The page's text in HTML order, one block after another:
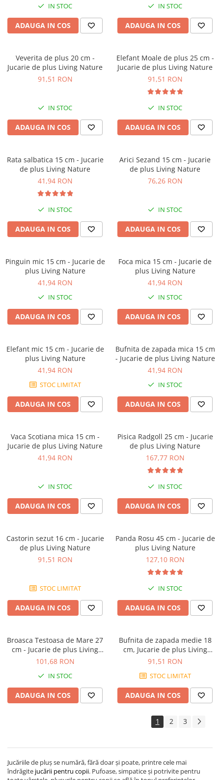
IN STOC
ADAUGA IN COS
IN STOC
ADAUGA IN COS
Veverita de plus 20 cm -
Jucarie de plus Living Nature
91,51 RON
IN STOC
ADAUGA IN COS
Elefant Moale de plus 25 cm -
Jucarie de plus Living Nature
91,51 RON
IN STOC
ADAUGA IN COS
Rata salbatica 15 cm - Jucarie
de plus Living Nature
41,94 RON
IN STOC
ADAUGA IN COS
Arici Sezand 15 cm - Jucarie
de plus Living Nature
76,26 RON
IN STOC
ADAUGA IN COS
Pinguin mic 15 cm - Jucarie de
plus Living Nature
41,94 RON
IN STOC
ADAUGA IN COS
Foca mica 15 cm - Jucarie de
plus Living Nature
41,94 RON
IN STOC
ADAUGA IN COS
Elefant mic 15 cm - Jucarie de
plus Living Nature
41,94 RON
STOC LIMITAT
ADAUGA IN COS
Bufnita de zapada mica 15 cm
- Jucarie de plus Living Nature
41,94 RON
IN STOC
ADAUGA IN COS
Vaca Scotiana mica 15 cm -
Jucarie de plus Living Nature
41,94 RON
IN STOC
ADAUGA IN COS
Pisica Radgoll 25 cm - Jucarie
de plus Living Nature
167,77 RON
IN STOC
ADAUGA IN COS
Castorin sezut 16 cm - Jucarie
de plus Living Nature
91,51 RON
STOC LIMITAT
ADAUGA IN COS
Panda Rosu 45 cm - Jucarie de
plus Living Nature
127,10 RON
IN STOC
ADAUGA IN COS
Broasca Testoasa de Mare 27
cm - Jucarie de plus Living
Nature
101,68 RON
IN STOC
ADAUGA IN COS
Bufnita de zapada medie 18
cm, Jucarie de plus Living
Nature, +0 luni
91,51 RON
STOC LIMITAT
ADAUGA IN COS
1 2 3
Jucăriile de pluș se numără, fără doar și poate, printre cele mai
îndrăgite jucării pentru copii. Pufoase, simpatice și potrivite pentru